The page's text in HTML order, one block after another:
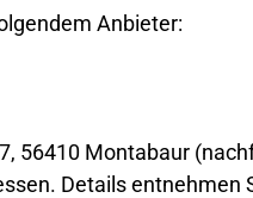
Anbieter:
56410 Montabaur
Details entnehmen